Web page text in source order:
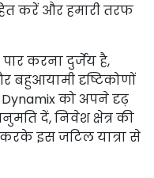
करें और हमारी तरफ
करना दुर्जेय है,
दृष्टिकोणों
को अपने दृढ़
दें, निवेश क्षेत्र की
करके इस जटिल यात्रा से